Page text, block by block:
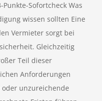
Sofortcheck Was
wissen sollten Eine
Vermieter sorgt bei
Gleichzeitig
Teil dieser
Anforderungen
unzureichende